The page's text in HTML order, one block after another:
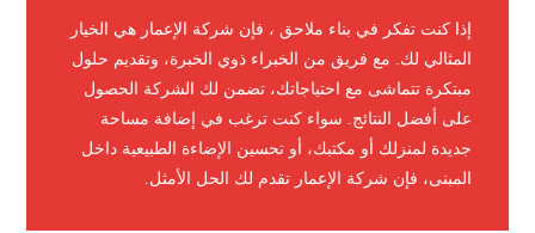
إذا كنت تفكر في بناء ملاحق ، فإن شركة الإعمار هي الخيار
المثالي لك. مع فريق من الخبراء ذوي الخبرة، وتقديم حلول
مبتكرة تتماشى مع احتياجاتك، تضمن لك الشركة الحصول
على أفضل النتائج. سواء كنت ترغب في إضافة مساحة
جديدة لمنزلك أو مكتبك، أو تحسين الإضاءة الطبيعية داخل
المبنى، فإن شركة الإعمار تقدم لك الحل الأمثل.